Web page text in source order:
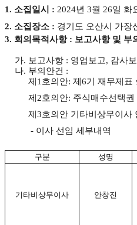
1. 소집일시 : 2024년 3월 26일 화
2. 소집장소 : 경기도 오산시 가장
3. 회의목적사항 : 보고사항 및 부
가. 보고사항 : 영업보고, 감사
나. 부의안건 :
제 1 호의안: 제6기 재무제표
제2호의안: 주식매수선택권
제3호의안 기타비상무이사
- 이사 선임 세부내역
구분 성명
기타비상무이사 안창진